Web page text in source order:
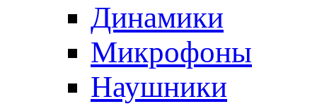
Динамики
Микрофоны
Наушники